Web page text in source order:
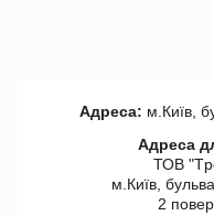
Адреса: м.Київ,
Адреса
ТОВ
м.Київ,
2